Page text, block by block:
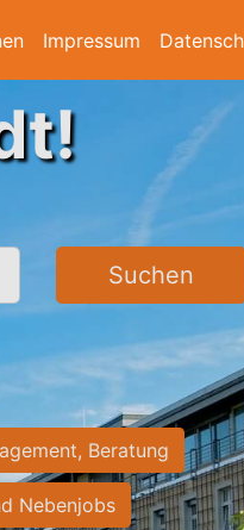
Impressum
Suchen
Beratung
Nebenjobs